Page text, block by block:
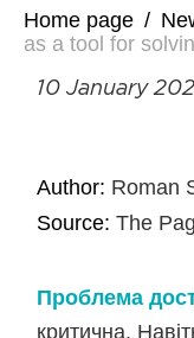
Home page /
as a tool for
10 January
Author: Roman
Source:The
Проблема
критична.